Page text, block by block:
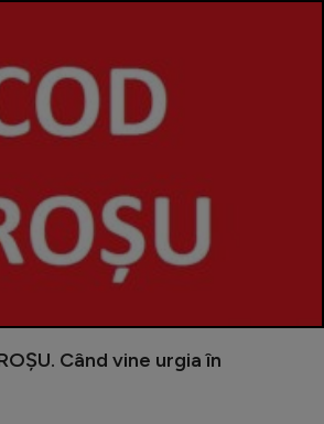
Când vine urgia în